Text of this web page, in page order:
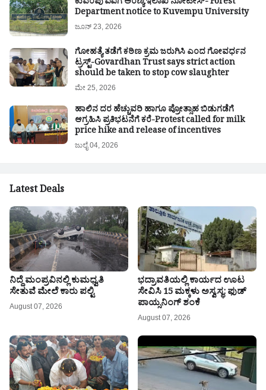
Department notice to Kuvempu University
ಜೂನ್ 23, 2026
ಗೋಹತ್ಯೆ ತಡೆಗೆ ಕಠಿಣ ಕ್ರಮ ಜರುಗಿಸಿ ಎಂದ ಗೋವರ್ಧನ
ಟ್ರಸ್ಟ್-Govardhan Trust says strict action
should be taken to stop cow slaughter
ಮೇ 25, 2026
ಹಾಲಿನ ದರ ಹೆಚ್ಚುವರಿ ಹಾಗೂ ಪ್ರೋತ್ಸಾಹ ಬಿಡುಗಡೆಗೆ
ಆಗ್ರಹಿಸಿ ಪ್ರತಿಭಟನೆಗೆ ಕರೆ-Protest called for milk
price hike and release of incentives
ಜುಲೈ 04, 2026
Latest Deals
ನಿದ್ದೆ ಮಂಪ್ರವಿನಲ್ಲಿ ಕುಮಧ್ವತಿ
ಸೇತುವೆ ಮೇಲೆ ಕಾರು ಪಲ್ಟಿ
August 07, 2026
ಭದ್ರಾವತಿಯಲ್ಲಿ ಕಾರ್ಯದ ಊಟ
ಸೇವಿಸಿ 15 ಮಕ್ಕಳು ಅಸ್ವಸ್ಥ: ಫುಡ್
ಪಾಯ್ಸನಿಂಗ್ ಶಂಕೆ
August 07, 2026